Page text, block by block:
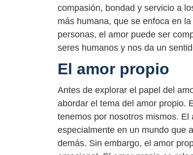
compasión, bondad y servicio a
más humana, que se enfoca en
personas, el amor puede ser
seres humanos y nos da un
El amor propio
Antes de explorar el papel del
abordar el tema del amor propio.
tenemos por nosotros mismos.
especialmente en un mundo que
demás. Sin embargo, el amor